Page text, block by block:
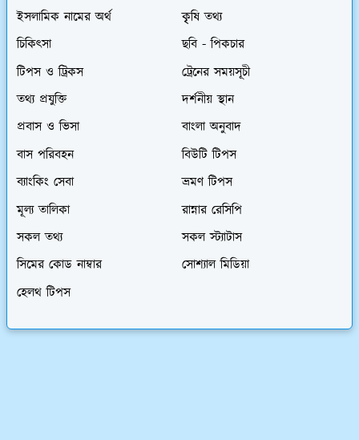
ইসলামিক নামের অর্থ
কৃৃষি তথ্য
চিকিৎসা
ছবি - পিকচার
টিপস ও ট্রিকস
ট্রেনের সময়সূচী
তথ্য প্রযুক্তি
দর্শনীয় স্থান
প্রবাস ও ভিসা
বাংলা অনুবাদ
বাস পরিবহন
বিউটি টিপস
ব্যাংকিং সেবা
ভ্রমণ টিপস
মূল্য তালিকা
রান্নার রেসিপি
সকল তথ্য
সকল স্ট্যাটাস
সিমের কোড নাম্বার
সোশ্যাল মিডিয়া
হেলথ টিপস